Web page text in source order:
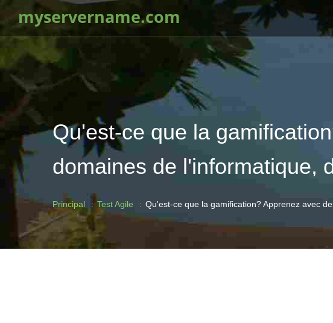
myservername.com
Qu'est-ce que la
domaines de l'informatique,
Principal Test Agile Qu'est-ce que la gamification? Apprenez avec